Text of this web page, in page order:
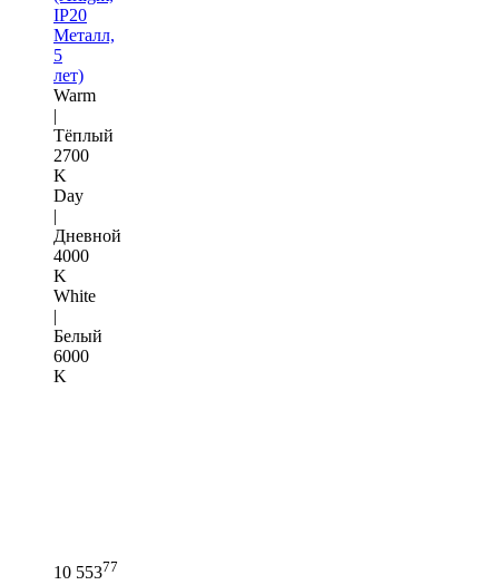
IP20
Металл,
5
лет)
Warm
|
Тёплый
2700
K
Day
|
Дневной
4000
K
White
|
Белый
6000
K
10 55377